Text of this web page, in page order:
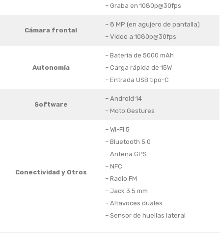
– Graba en 1080p@30fps
Cámara frontal
– 8 MP (en agujero de pantalla)
– Video a 1080p@30fps
Autonomía
– Batería de 5000 mAh
– Carga rápida de 15W
– Entrada USB tipo-C
Software
– Android 14
– Moto Gestures
Conectividad y Otros
– Wi-Fi 5
– Bluetooth 5.0
– Antena GPS
– NFC
– Radio FM
– Jack 3.5 mm
– Altavoces duales
– Sensor de huellas lateral